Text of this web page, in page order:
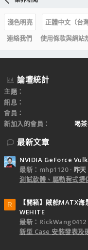
淺色明亮
正體中文（台灣
連絡我們
使用條款與網站
論壇統計
主題
訊息
會員
新加入的會員
喝
最新文章
NVIDIA GeForce
最新：mhp1120
昨
測試軟體、驅動程式提
R
【開箱】賊船MATX
WEHITE
最新：RickWang0412
新型 Case 安裝發表及